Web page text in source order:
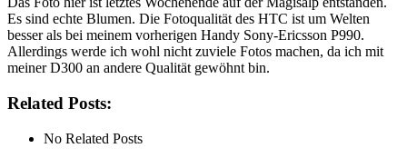
Es sind echte Blumen. Die Fotoqualität des HTC ist um Welten
besser als bei meinem vorherigen Handy Sony-Ericsson P990.
Allerdings werde ich wohl nicht zuviele Fotos machen, da ich mit
meiner D300 an andere Qualität gewöhnt bin.
Related Posts:
No Related Posts